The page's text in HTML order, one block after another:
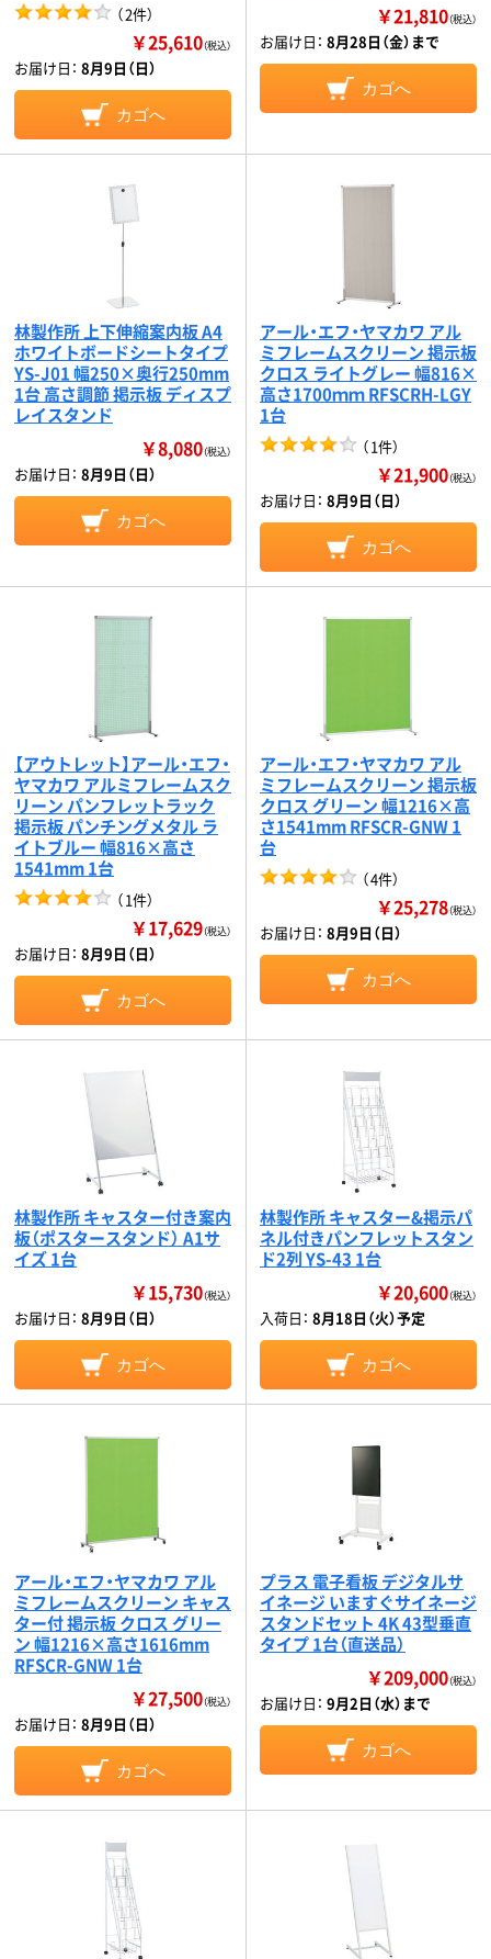
（2件）
￥25,610（税込）
お届け日： 8月9日（日）
カゴへ
￥21,810（税込）
お届け日： 8月28日（金）まで
カゴへ
林製作所 上下伸縮案内板 A4
ホワイトボードシートタイプ
YS-J01 幅250×奥行250mm
1台 高さ調節 掲示板 ディスプ
レイスタンド
￥8,080（税込）
お届け日： 8月9日（日）
カゴへ
アール・エフ・ヤマカワ アル
ミフレームスクリーン 掲示板
クロス ライトグレー 幅816×
高さ1700ｍｍ RFSCRH-LGY
1台
（1件）
￥21,900（税込）
お届け日： 8月9日（日）
カゴへ
【アウトレット】アール・エフ・
ヤマカワ アルミフレームスク
リーン パンフレットラック
掲示板 パンチングメタル ラ
イトブルー 幅816×高さ
1541mm 1台
（1件）
￥17,629（税込）
お届け日： 8月9日（日）
カゴへ
アール・エフ・ヤマカワ アル
ミフレームスクリーン 掲示板
クロス グリーン 幅1216×高
さ1541mm RFSCR-GNW 1
台
（4件）
￥25,278（税込）
お届け日： 8月9日（日）
カゴへ
林製作所 キャスター付き案内
板（ポスタースタンド） A1サ
イズ 1台
￥15,730（税込）
お届け日： 8月9日（日）
カゴへ
林製作所 キャスター&掲示パ
ネル付きパンフレットスタン
ド2列 YS-43 1台
￥20,600（税込）
入荷日： 8月18日（火）予定
カゴへ
アール・エフ・ヤマカワ アル
ミフレームスクリーン キャス
ター付 掲示板 クロス グリー
ン 幅1216×高さ1616mm
RFSCR-GNW 1台
￥27,500（税込）
お届け日： 8月9日（日）
カゴへ
プラス 電子看板 デジタルサ
イネージ いますぐサイネージ
スタンドセット 4K 43型垂直
タイプ 1台（直送品）
￥209,000（税込）
お届け日： 9月2日（水）まで
カゴへ